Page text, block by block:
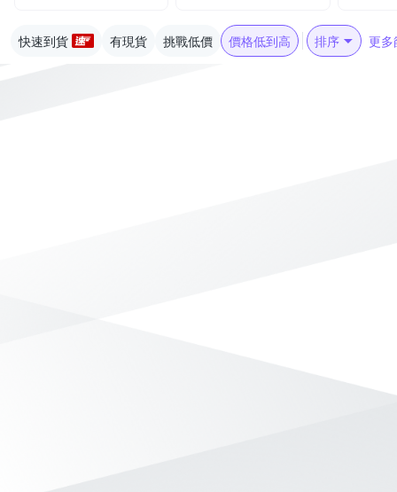
快速到貨 有現貨 挑戰低價 價格低到高 排序 更多